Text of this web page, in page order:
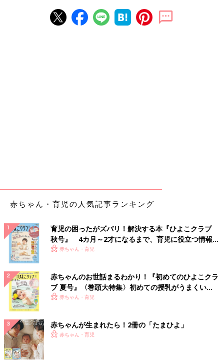
赤ちゃん・育児の人気記事ランキング
育児の困ったがズバリ！解決する本『ひよこクラブ
秋号』 4カ月～2才になるまで、育児に役立つ情報が
いっぱい！
赤ちゃん・育児
赤ちゃんのお世話まるわかり！『初めてのひよこクラ
ブ 夏号』〈巻頭大特集〉初めての授乳がうまくい
く！ おっぱい・ミルクの基本と夏のトラブル 解決テ
赤ちゃん・育児
赤ちゃんが生まれたら！2冊の「たまひよ」
赤ちゃん・育児